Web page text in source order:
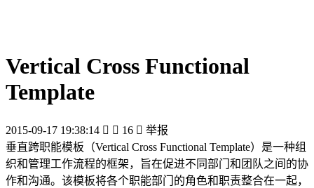
Vertical Cross Functional
Template
2015-09-17 19:38:14   16  举报
垂直跨职能模板（Vertical Cross Functional Template）是一种组
织和管理工作流程的框架，旨在促进不同部门和团队之间的协
作和沟通。该模板将各个职能部门的角色和职责整合在一起，